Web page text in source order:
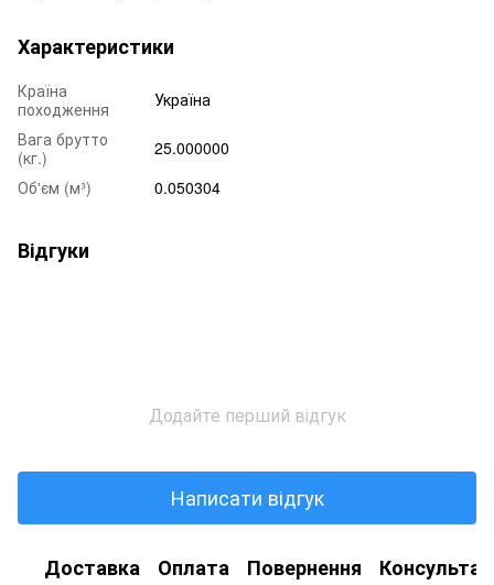
Характеристики
Країна
походження
Україна
Вага брутто
(кг.)
25.000000
Об'єм (м³)
0.050304
Відгуки
Додайте перший відгук
Написати відгук
Доставка Оплата Повернення